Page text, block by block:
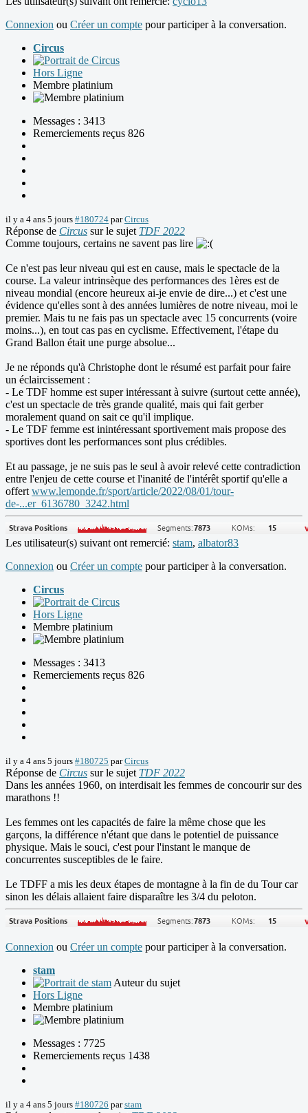
Connexion ou Créer un compte pour participer à la conversation.
Circus
Hors Ligne
Membre platinium
Messages : 3413
Remerciements reçus 826
il y a 4 ans 5 jours #180724 parCircus
Réponse de Circus sur le sujet TDF 2022
Comme toujours, certains ne savent pas lire
Ce n'est pas leur niveau qui est en cause, mais le spectacle de la
course. La valeur intrinsèque des performances des 1ères est de
niveau mondial (encore heureux ai-je envie de dire...) et c'est une
évidence qu'elles sont à des années lumières de notre niveau, moi le
premier. Mais tu ne fais pas un spectacle avec 15 concurrents (voire
moins...), en tout cas pas en cyclisme. Effectivement, l'étape du
Grand Ballon était une purge absolue...
Je ne réponds qu'à Christophe dont le résumé est parfait pour faire
un éclaircissement :
- Le TDF homme est super intéressant à suivre (surtout cette année),
c'est un spectacle de très grande qualité, mais qui fait gerber
moralement quand on sait ce qu'il implique.
- Le TDF femme est inintéressant sportivement mais propose des
sportives dont les performances sont plus crédibles.
Et au passage, je ne suis pas le seul à avoir relevé cette contradiction
entre l'enjeu de cette course et l'inanité de l'intérêt sportif qu'elle a
offert www.lemonde.fr/sport/article/2022/08/01/tour-
de-...er_6136780_3242.html
Les utilisateur(s) suivant ont remercié: stam, albator83
Connexion ou Créer un compte pour participer à la conversation.
Circus
Hors Ligne
Membre platinium
Messages : 3413
Remerciements reçus 826
il y a 4 ans 5 jours #180725 parCircus
Réponse de Circus sur le sujet TDF 2022
Dans les années 1960, on interdisait les femmes de concourir sur des
marathons !!
Les femmes ont les capacités de faire la même chose que les
garçons, la différence n'étant que dans le potentiel de puissance
physique. Mais le souci, c'est pour l'instant le manque de
concurrentes susceptibles de le faire.
Le TDFF a mis les deux étapes de montagne à la fin de du Tour car
sinon les délais allaient faire disparaître les 3/4 du peloton.
Connexion ou Créer un compte pour participer à la conversation.
stam
Auteur du sujet
Hors Ligne
Membre platinium
Messages : 7725
Remerciements reçus 1438
il y a 4 ans 5 jours #180726 parstam